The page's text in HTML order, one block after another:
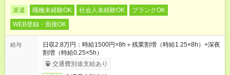
派遣 職種未経験OK 社会人未経験OK
ブランクOK
WEB登録・面接OK
給与
日収2.8万円：時給1500円×8h＋残業割増（時給1.25×8h）+深夜
割増（時給0.25×5h）
交通費別途支給あり